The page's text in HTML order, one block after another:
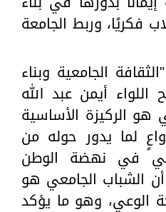
فكريًا، وربط الجامعة
الجامعية وبناء
أيمن عبد الله
هو الركيزة الأساسية
لما يدور حوله من
في نهضة الوطن
أن الشباب الجامعي هو
وهو ما يؤكد